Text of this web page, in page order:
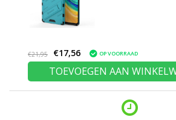
€21,95 €17,56 OP VOORRAAD
TOEVOEGEN AAN